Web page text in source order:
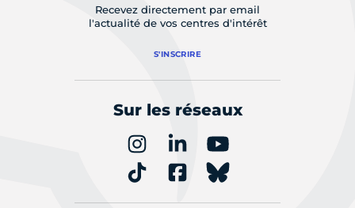
Recevez directement par email
l'actualité de vos centres d'intérêt
S'INSCRIRE
Sur les réseaux